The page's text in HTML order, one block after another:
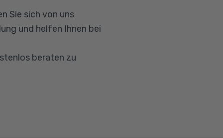
Sie sich von uns
und helfen Ihnen bei
beraten zu